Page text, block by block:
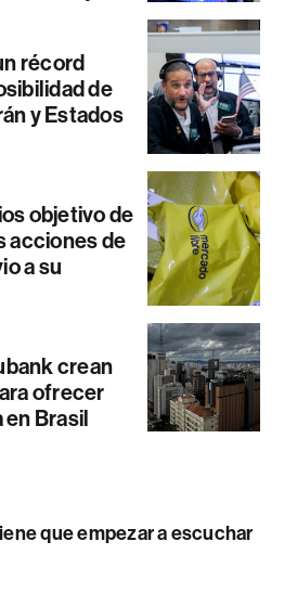
récord
de
y Estados
objetivo de
acciones de
a su
crean
ofrecer
Brasil
que empezar a escuchar